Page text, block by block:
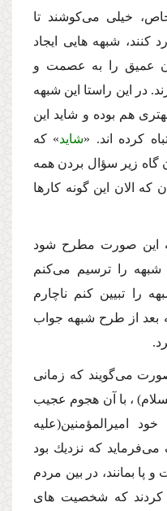
خیلى مى‌كوشند تا
كنند، شبهه هایى ایجاد
عمیق را به عصمت و
در این راستا این شبهه
هم بوده و شاید این
كرده اند. «شاید» كه
زیر سؤال بردن همه
الان این گونه كارها
این صورت مطرح شود
شبهه را ترسیم مى‌كنم
را تبیین كنم ناچارم
بعد از طرح شبهه جواب
مى‌گویند كه زمانى
، با آن هجوم عجیب
امیرالمؤمنین(علیه
مى‌فرماید كه نزدیك بود
پا بمانند، در بین مردم
كردند كه شخصیت هاى